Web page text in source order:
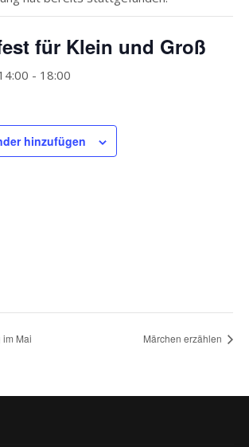
für Klein und Groß
- 18:00
hinzufügen
Mai Märchen erzählen